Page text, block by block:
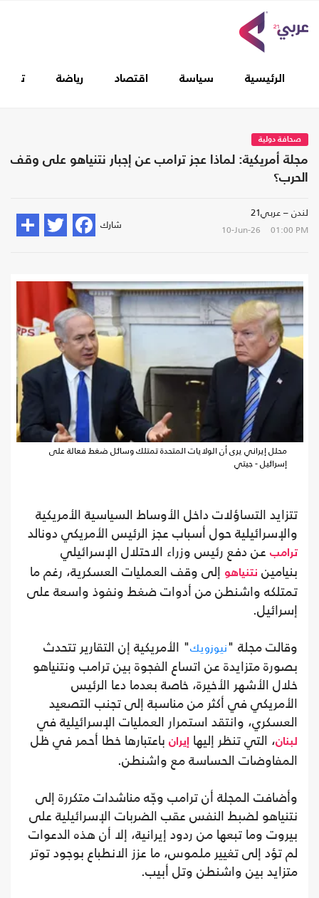
الرئيسية سياسة اقتصاد رياضة
صحافة دولية
مجلة أمريكية: لماذا عجز ترامب عن إجبار نتنياهو على وقف
الحرب؟
لندن – عربي21
10-Jun-26 01:00 PM شارك
محلل إيراني يرى أن الولايات المتحدة تمتلك وسائل ضغط فعالة على
إسرائيل - جيتي
تتزايد التساؤلات داخل الأوساط السياسية الأمريكية
والإسرائيلية حول أسباب عجز الرئيس الأمريكي دونالد
ترامب عن دفع رئيس وزراء الاحتلال الإسرائيلي
بنيامين نتنياهو إلى وقف العمليات العسكرية، رغم ما
تمتلكه واشنطن من أدوات ضغط ونفوذ واسعة على
إسرائيل.
وقالت مجلة "نيوزويك" الأمريكية إن التقارير تتحدث
بصورة متزايدة عن اتساع الفجوة بين ترامب ونتنياهو
خلال الأشهر الأخيرة، خاصة بعدما دعا الرئيس
الأمريكي في أكثر من مناسبة إلى تجنب التصعيد
العسكري، وانتقد استمرار العمليات الإسرائيلية في
لبنان، التي تنظر إليها إيران باعتبارها خطا أحمر في ظل
المفاوضات الحساسة مع واشنطن.
وأضافت المجلة أن ترامب وجّه مناشدات متكررة إلى
نتنياهو لضبط النفس عقب الضربات الإسرائيلية على
بيروت وما تبعها من ردود إيرانية، إلا أن هذه الدعوات
لم تؤد إلى تغيير ملموس، ما عزز الانطباع بوجود توتر
متزايد بين واشنطن وتل أبيب.